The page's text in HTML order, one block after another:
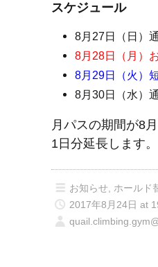
スケジュール
8月27日（日）
8月28日（月）
8月29日（火）
8月30日（水）
月パスの期間が8
1日分延長します。
お知らせ
ホールド
2017年8月24日 at